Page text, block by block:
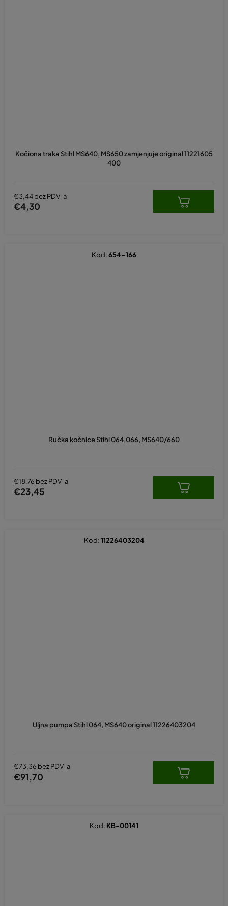
Kočiona traka Stihl MS640, MS650 zamjenjuje original 11221605
400
€3,44 bez PDV-a
€4,30
Ručka kočnice Stihl 064,066, MS640/660
€18,76 bez PDV-a
€23,45
Kod:654-166
Uljna pumpa Stihl 064, MS640 original 11226403204
€73,36 bez PDV-a
€91,70
Kod:11226403204
Kod: KB-00141